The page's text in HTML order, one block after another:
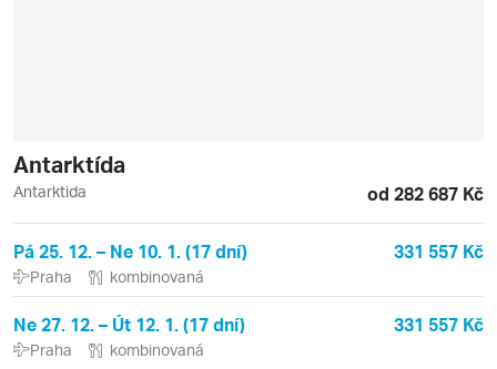
Antarktída
Antarktida od 282 687 Kč
Pá 25. 12. – Ne 10. 1. (17 dní) 331 557 Kč
Praha kombinovaná
Ne 27. 12. – Út 12. 1. (17 dní) 331 557 Kč
Praha kombinovaná